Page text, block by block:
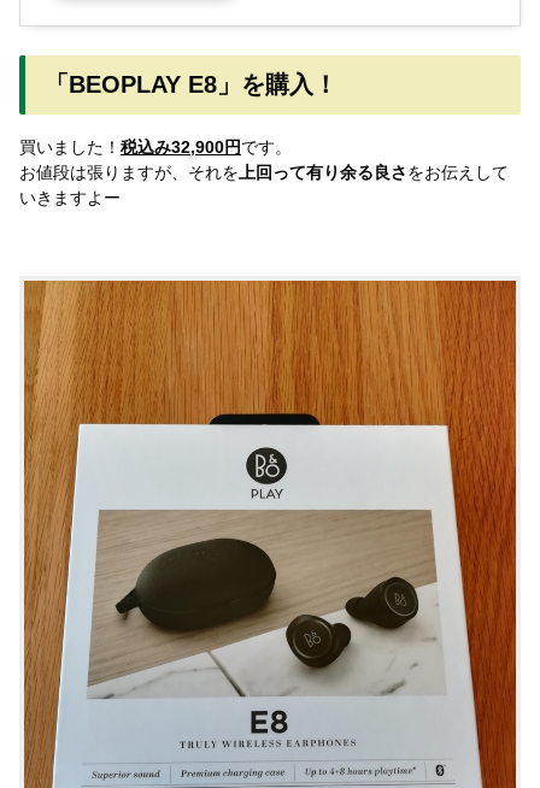
「BEOPLAY E8」を購入！
買いました！ 税込み32,900円です。
お値段は張りますが、それを 上回って有り余る良さをお伝えして
いきますよー